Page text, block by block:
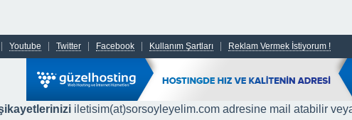
Youtube Twitter Facebook Kullanım Şartları Reklam Vermek İstiyorum !
iletisim(at)sorsoyleyelim.com adresine mail atabilir